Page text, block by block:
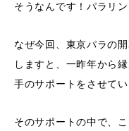
そうなんです！パラリン
なぜ今回、東京パラの
しますと、一昨年から
手のサポートをさせてい
そのサポートの中で、